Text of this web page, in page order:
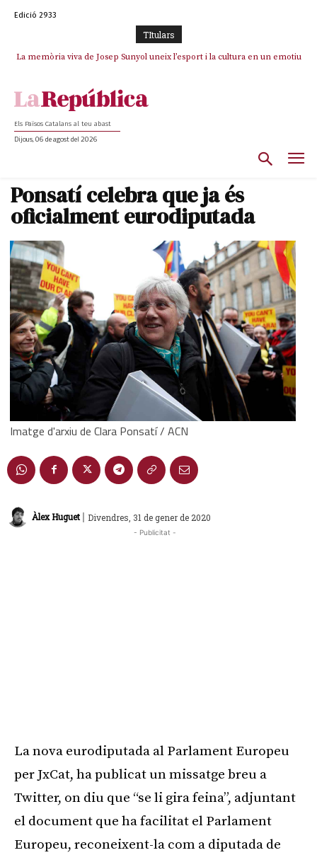
Edició 2933
TItulars
La memòria viva de Josep Sunyol uneix l’esport i la cultura en un emotiu
La “dignitat” a mitges de Marc Puigtió: renuncia a Girona pels àudios però
Els Països Catalans al teu abast
Dijous, 06 de agost del 2026
Ponsatí celebra que ja és
oficialment eurodiputada
Imatge d'arxiu de Clara Ponsatí / ACN
Àlex Huguet | Divendres, 31 de gener de 2020
- Publicitat -
La nova eurodiputada al Parlament Europeu
per JxCat, ha publicat un missatge breu a
Twitter, on diu que “se li gira feina”, adjuntant
el document que ha facilitat el Parlament
Europeu, reconeixent-la com a diputada de